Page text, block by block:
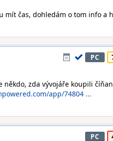
mít čas, dohledám o tom info a
PC
někdo, zda vývojáře koupili
app/74804 ...
PC